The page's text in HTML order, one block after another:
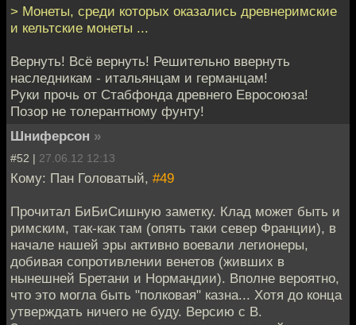
> Монеты, среди которых оказались древнеримские
и кельтские монеты ...
Вернуть! Всё вернуть! Решительно ввернуть
наследникам - итальянцам и германцам!
Руки прочь от Стабфонда древнего Евросоюза!
Позор не толерантному фунту!
Шниферсон »
#52 | 27.06.12 12:13
Кому: Пан Головатый, #49
Прочитал БиБиСишную заметку. Клад может быть и
римским, так-как там (опять таки север Франции), в
начале нашей эры активно воевали легионеры,
добивая сопротивлении венетов (живших в
нынешней Бретани и Нормандии). Вполне вероятно,
что это могла быть "полковая" казна... Хотя до конца
утверждать ничего не буду. Версию с В.